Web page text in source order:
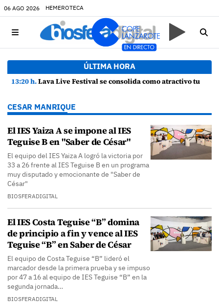
06 AGO 2026 HEMEROTECA
ÚLTIMA HORA
13:20 h.Lava Live Festival se consolida como atractivo turístico y agente dinamizador de la economía de Lanzarote
CESAR MANRIQUE
El IES Yaiza A se impone al IES
Teguise B en "Saber de César"
El equipo del IES Yaiza A logró la victoria por
33 a 26 frente al IES Teguise B en un programa
muy disputado y emocionante de "Saber de
César"
BIOSFERADIGITAL
El IES Costa Teguise “B” domina
de principio a fin y vence al IES
Teguise “B” en Saber de César
El equipo de Costa Teguise “B” lideró el
marcador desde la primera prueba y se impuso
por 47 a 16 al equipo de IES Teguise “B” en la
segunda jornada…
BIOSFERADIGITAL